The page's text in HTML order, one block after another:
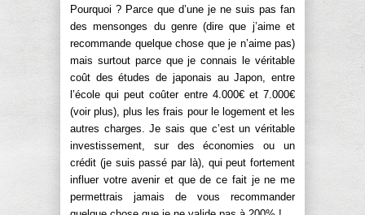
Pourquoi ? Parce que d’une je ne suis pas fan
des mensonges du genre (dire que j’aime et
recommande quelque chose que je n’aime pas)
mais surtout parce que je connais le véritable
coût des études de japonais au Japon, entre
l’école qui peut coûter entre 4.000€ et 7.000€
(voir plus), plus les frais pour le logement et les
autres charges. Je sais que c’est un véritable
investissement, sur des économies ou un
crédit (je suis passé par là), qui peut fortement
influer votre avenir et que de ce fait je ne me
permettrais jamais de vous recommander